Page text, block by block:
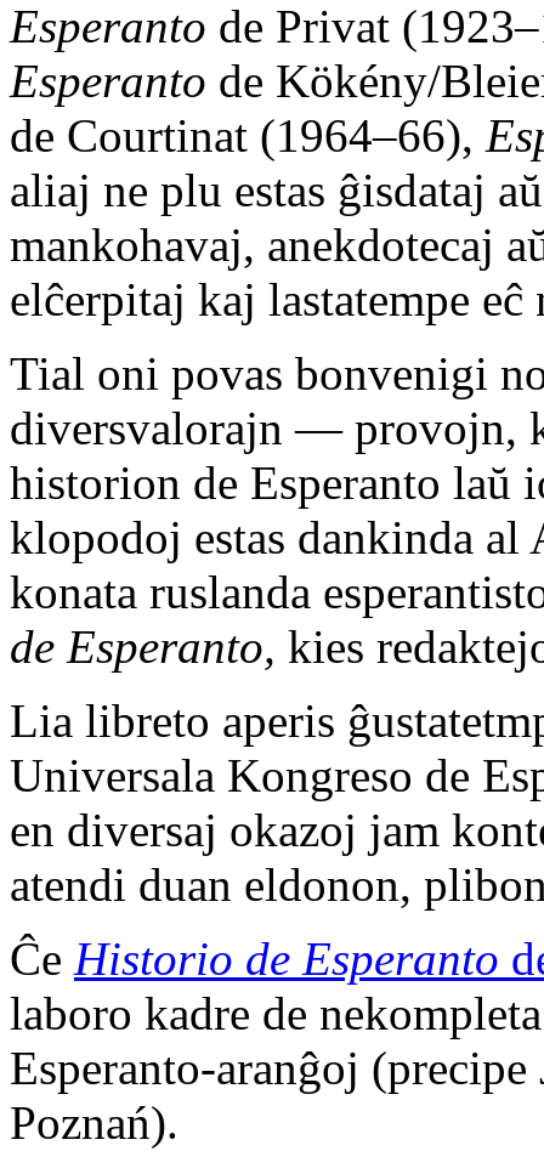
Esperanto de Privat
Esperanto de Kökény/
de Courtinat (1964–66),
aliaj ne plu estas ĝisdataj
mankohavaj, anekdotecaj
elĉerpitaj kaj lastatempe eĉ
Tial oni povas bonvenigi
diversvalorajn — provojn,
historion de Esperanto laŭ
klopodoj estas dankinda al
konata ruslanda
de Esperanto, kies
Lia libreto aperis
Universala Kongreso de
en diversaj okazoj jam
atendi duan eldonon,
Ĉe Historio de Esperanto
laboro kadre de
Esperanto-aranĝoj
Poznań).